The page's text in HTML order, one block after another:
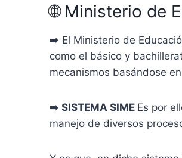
🌐 Ministerio de
➡️ El Ministerio de
como el básico y
mecanismos basándose
➡️ SISTEMA SIME Es por
manejo de diversos